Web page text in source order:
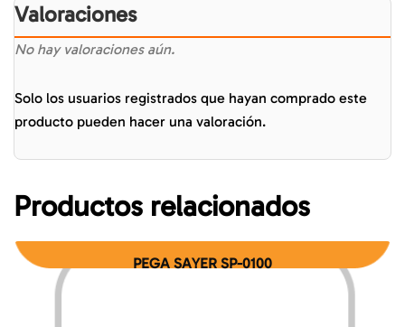
Valoraciones
No hay valoraciones aún.
Solo los usuarios registrados que hayan comprado este
producto pueden hacer una valoración.
Productos relacionados
PEGA SAYER SP-0100